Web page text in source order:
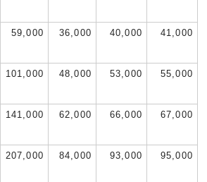
59,000 36,000 40,000 41,000
101,000 48,000 53,000 55,000
141,000 62,000 66,000 67,000
207,000 84,000 93,000 95,000